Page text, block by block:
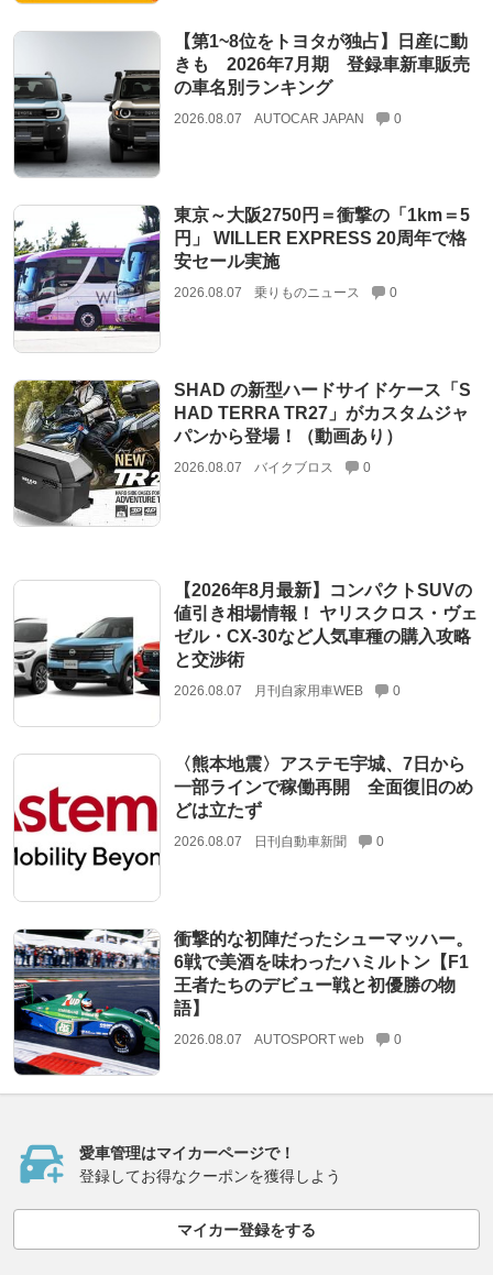
【第1~8位をトヨタが独占】日産に動
きも 2026年7月期 登録車新車販売
の車名別ランキング
2026.08.07 AUTOCAR JAPAN 0
東京～大阪2750円＝衝撃の「1km＝5
円」 WILLER EXPRESS 20周年で格
安セール実施
2026.08.07 乗りものニュース 0
SHAD の新型ハードサイドケース「S
HAD TERRA TR27」がカスタムジャ
パンから登場！（動画あり）
2026.08.07 バイクブロス 0
【2026年8月最新】コンパクトSUVの
値引き相場情報！ ヤリスクロス・ヴェ
ゼル・CX-30など人気車種の購入攻略
と交渉術
2026.08.07 月刊自家用車WEB 0
〈熊本地震〉アステモ宇城、7日から
一部ラインで稼働再開 全面復旧のめ
どは立たず
2026.08.07 日刊自動車新聞 0
衝撃的な初陣だったシューマッハー。
6戦で美酒を味わったハミルトン【F1
王者たちのデビュー戦と初優勝の物
語】
2026.08.07 AUTOSPORT web 0
愛車管理はマイカーページで！
登録してお得なクーポンを獲得しよう
マイカー登録をする